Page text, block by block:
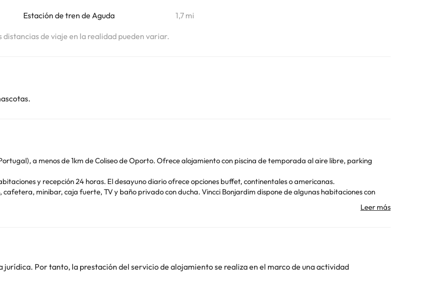
Estación de tren de Aguda 1,7 mi
de viaje en la realidad pueden variar.
a menos de 1km de Coliseo de Oporto. Ofrece alojamiento con piscina de temporada al aire libre, parking
y recepción 24 horas. El desayuno diario ofrece opciones buffet, continentales o americanas.
minibar, caja fuerte, TV y baño privado con ducha. Vincci Bonjardim dispone de algunas habitaciones con
Station y a 600 metros del centro de la ciudad. Cerca del alojamiento hay puntos de interés como la estación de tren
Puedes consultar sus tarifas directamente en el establecimiento. Toda la información de esta ficha está sujeta a
Por tanto, la prestación del servicio de alojamiento se realiza en el marco de una actividad